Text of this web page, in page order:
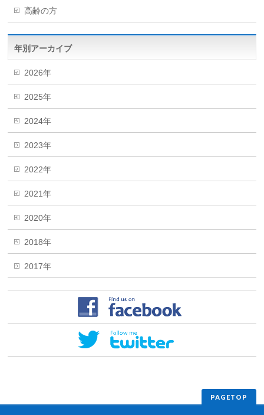
高齢の方
年別アーカイブ
2026年
2025年
2024年
2023年
2022年
2021年
2020年
2018年
2017年
PAGETOP